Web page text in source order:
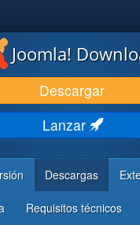
Joomla!
Descargar
Lanzar
Descargas
Requisitos técnicos